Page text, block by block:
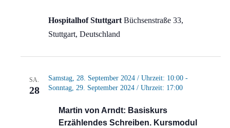
Hospitalhof Stuttgart Büchsenstraße 33,
Stuttgart, Deutschland
SA.
28
Martin von Arndt: Basiskurs
Erzählendes Schreiben. Kursmodul
Samstag, 28. September 2024 / Uhrzeit: 10:00-
Sonntag, 29. September 2024 / Uhrzeit: 17:00